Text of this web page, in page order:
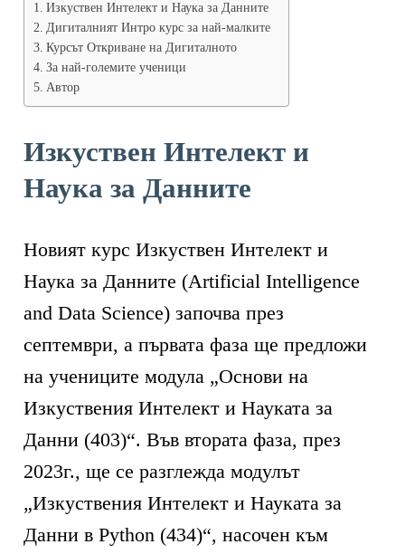
Изкуствен Интелект и Наука за Данните
Дигиталният Интро курс за най-малките
Курсът Откриване на Дигиталното
За най-големите ученици
Автор
Изкуствен Интелект и
Наука за Данните
Новият курс Изкуствен Интелект и
Наука за Данните (Artificial Intelligence
and Data Science) започва през
септември, а първата фаза ще предложи
на учениците модула „Основи на
Изкуствения Интелект и Науката за
Данни (403)“. Във втората фаза, през
2023г., ще се разглежда модулът
„Изкуствения Интелект и Науката за
Данни в Python (434)“, насочен към